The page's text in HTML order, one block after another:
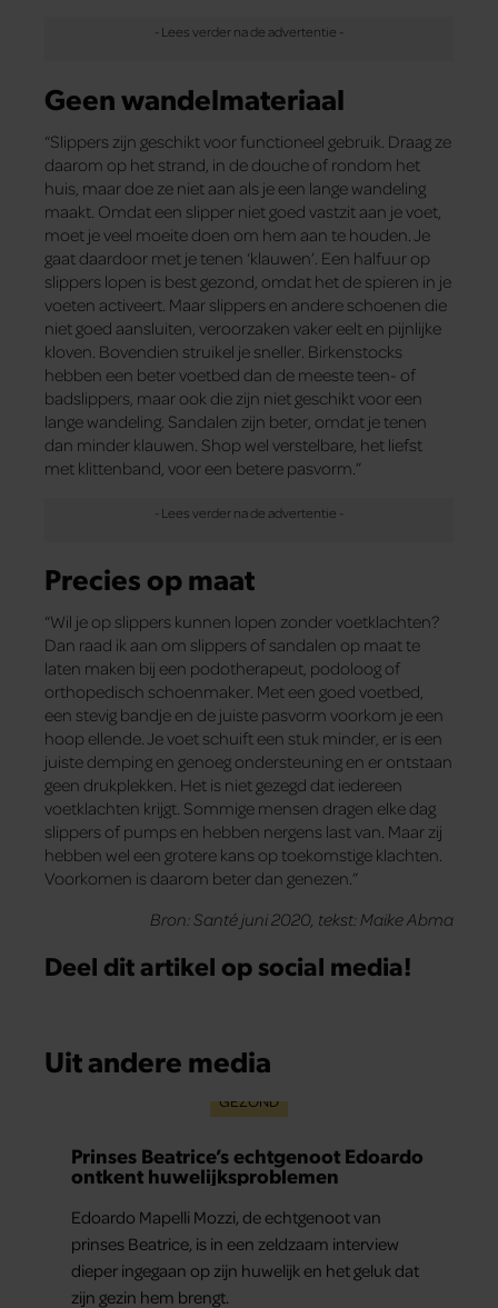
Geen wandelmateriaal
“Slippers zijn geschikt voor functioneel gebruik. Draag ze
daarom op het strand, in de douche of rondom het
huis, maar doe ze niet aan als je een lange wandeling
maakt. Omdat een slipper niet goed vastzit aan je voet,
moet je veel moeite doen om hem aan te houden. Je
gaat daardoor met je tenen ‘klauwen’. Een halfuur op
slippers lopen is best gezond, omdat het de spieren in je
voeten activeert. Maar slippers en andere schoenen die
niet goed aansluiten, veroorzaken vaker eelt en pijnlijke
kloven. Bovendien struikel je sneller. Birkenstocks
hebben een beter voetbed dan de meeste teen- of
badslippers, maar ook die zijn niet geschikt voor een
lange wandeling. Sandalen zijn beter, omdat je tenen
dan minder klauwen. Shop wel verstelbare, het liefst
met klittenband, voor een betere pasvorm.”
Precies op maat
“Wil je op slippers kunnen lopen zonder voetklachten?
Dan raad ik aan om slippers of sandalen op maat te
laten maken bij een podotherapeut, podoloog of
orthopedisch schoenmaker. Met een goed voetbed,
een stevig bandje en de juiste pasvorm voorkom je een
hoop ellende. Je voet schuift een stuk minder, er is een
juiste demping en genoeg ondersteuning en er ontstaan
geen drukplekken. Het is niet gezegd dat iedereen
voetklachten krijgt. Sommige mensen dragen elke dag
slippers of pumps en hebben nergens last van. Maar zij
hebben wel een grotere kans op toekomstige klachten.
Voorkomen is daarom beter dan genezen.”
Bron: Santé juni 2020, tekst: Maike Abma
Deel dit artikel op social media!
Uit andere media
GEZOND
Prinses Beatrice’s echtgenoot Edoardo
ontkent huwelijksproblemen
Edoardo Mapelli Mozzi, de echtgenoot van
prinses Beatrice, is in een zeldzaam interview
dieper ingegaan op zijn huwelijk en het geluk dat
zijn gezin hem brengt.